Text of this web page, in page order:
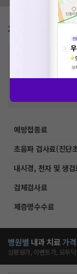
가격표
한 가격은 해당 의료기
격입니다. (진료와 연관
산정될 수 있는 점 참고
예방접종료
초음파 검사료(진단
내시경, 천자 및 생검
검체검사료
제증명수수료
병원별 내과 치료가
심평원가, 이벤트가, 모두